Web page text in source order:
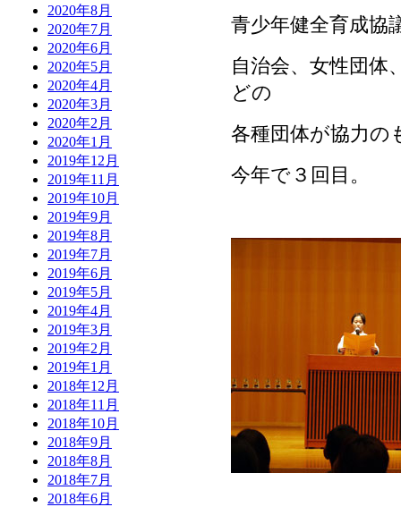
2020年8月
2020年7月
2020年6月
2020年5月
2020年4月
2020年3月
2020年2月
2020年1月
2019年12月
2019年11月
2019年10月
2019年9月
2019年8月
2019年7月
2019年6月
2019年5月
2019年4月
2019年3月
2019年2月
2019年1月
2018年12月
2018年11月
2018年10月
2018年9月
2018年8月
2018年7月
2018年6月
青少年健全育成協
自治会、女性団体
どの
各種団体が協力の
今年で３回目。